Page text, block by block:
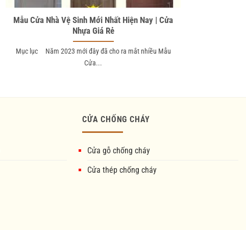
Mẫu Cửa Nhà Vệ Sinh Mới Nhất Hiện Nay | Cửa
Nhựa Giá Rẻ
Mục lục Năm 2023 mới đây đã cho ra mắt nhiều Mẫu
Cửa...
CỬA CHỐNG CHÁY
Cửa gỗ chống cháy
Cửa thép chống cháy